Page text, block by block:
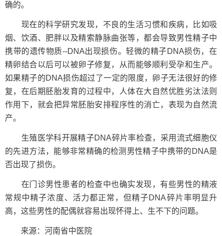
确的。
现在的科学研究发现，不良的生活习惯和疾病，比如吸
烟、饮酒、肥胖以及精索静脉曲张等，都会导致男性精子中
携带的遗传物质--DNA出现损伤。轻微的精子DNA损伤，在
精卵结合以后可以被卵子修复，从而能够顺利受孕和生产。
如果精子的DNA损伤超过了一定的限度，卵子无法很好的修
复，在后期胚胎发育的过程中，人体在大自然优胜劣汰法则
作用下，就会把异常胚胎安排程序性的消亡，表现为自然流
产。
生殖医学科开展精子DNA碎片率检查，采用流式细胞仪
的先进方法，能够非常精确的检测男性精子中携带的DNA是
否出现了损伤。
在门诊男性患者的检查中也确实发现，有些男性的精液
常规中精子浓度、活力都正常，但精子DNA碎片率明显升
高，这些男性的配偶就容易出现怀得上、生不下的问题。
来源：河南省中医院